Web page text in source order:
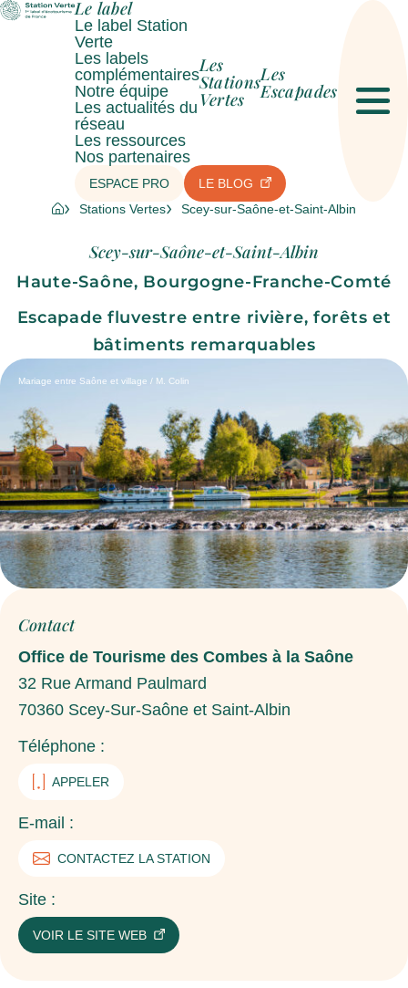
Le label
Le label Station
Verte
Les labels
complémentaires
Notre équipe
Les actualités du
réseau
Les ressources
Nos partenaires
Les
Stations
Vertes
Les
Escapades
ESPACE PRO LE BLOG
Stations Vertes Scey-sur-Saône-et-Saint-Albin
Scey-sur-Saône-et-Saint-Albin
Haute-Saône, Bourgogne-Franche-Comté
Escapade fluvestre entre rivière, forêts et
bâtiments remarquables
Mariage entre Saône et village / M. Colin
Contact
Office de Tourisme des Combes à la Saône
32 Rue Armand Paulmard
70360 Scey-Sur-Saône et Saint-Albin
Téléphone :
APPELER
E-mail :
CONTACTEZ LA STATION
Site :
VOIR LE SITE WEB